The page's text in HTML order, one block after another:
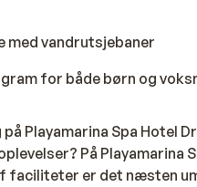
vandrutsjebaner
for både børn og
Playamarina Spa Hotel
På Playamarina
faciliteter er det næsten